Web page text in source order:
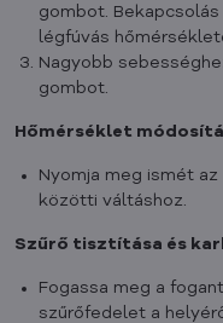
gombot.
légfúvás
Nagyobb
gombot.
Hőmérséklet
Nyomja meg ismét
közötti váltáshoz.
Szűrő tisztítása és
Fogassa meg a
szűrőfedelet a